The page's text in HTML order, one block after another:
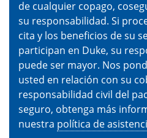
de cualquier copago,
su responsabilidad. Si
cita y los beneficios de su
participan en Duke, su
puede ser mayor. Nos
usted en relación con su
responsabilidad civil del
seguro, obtenga más
nuestra política de